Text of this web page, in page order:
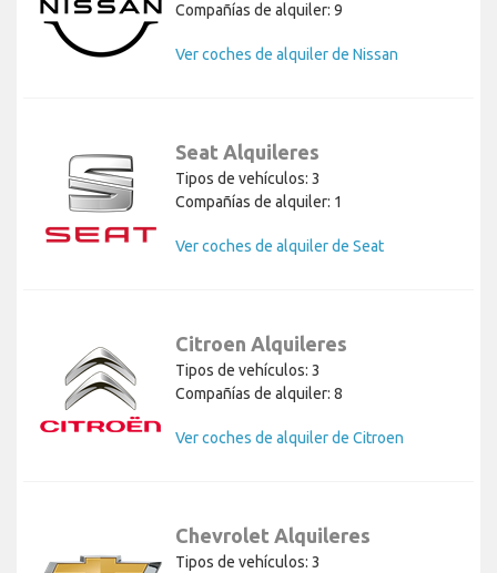
Compañías de alquiler: 9
Ver coches de alquiler de Nissan
Seat Alquileres
Tipos de vehículos: 3
Compañías de alquiler: 1
Ver coches de alquiler de Seat
Citroen Alquileres
Tipos de vehículos: 3
Compañías de alquiler: 8
Ver coches de alquiler de Citroen
Chevrolet Alquileres
Tipos de vehículos: 3